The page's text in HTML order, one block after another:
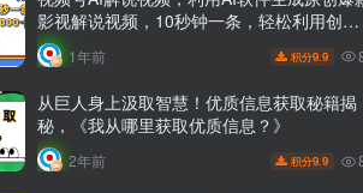
影视解说视频，10秒钟一条，轻松利用创作
者分成计划日入2000+
1年前 积分9.9
从巨人身上汲取智慧！优质信息获取秘籍揭
秘，《我从哪里获取优质信息？》
2年前 积分9.9